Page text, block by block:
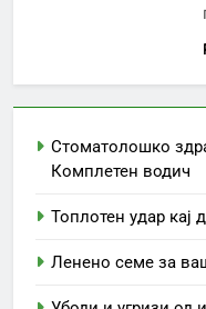
Стоматолошко
Комплетен водич
Топлотен удар
Ленено семе за